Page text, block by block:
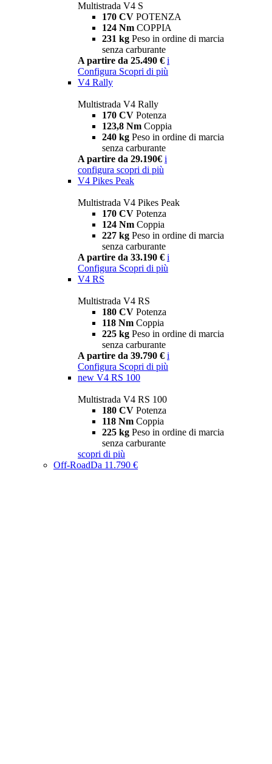
Multistrada V4 S
170 CV POTENZA
124 Nm COPPIA
231 kg Peso in ordine di marcia
senza carburante
A partire da 25.490 € i
Configura Scopri di più
V4 Rally
Multistrada V4 Rally
170 CV Potenza
123,8 Nm Coppia
240 kg Peso in ordine di marcia
senza carburante
A partire da 29.190€ i
configura scopri di più
V4 Pikes Peak
Multistrada V4 Pikes Peak
170 CV Potenza
124 Nm Coppia
227 kg Peso in ordine di marcia
senza carburante
A partire da 33.190 € i
Configura Scopri di più
V4 RS
Multistrada V4 RS
180 CV Potenza
118 Nm Coppia
225 kg Peso in ordine di marcia
senza carburante
A partire da 39.790 € i
Configura Scopri di più
new V4 RS 100
Multistrada V4 RS 100
180 CV Potenza
118 Nm Coppia
225 kg Peso in ordine di marcia
senza carburante
scopri di più
Off-RoadDa 11.790 €